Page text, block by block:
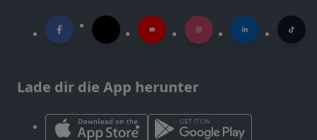
Lade dir die App herunter